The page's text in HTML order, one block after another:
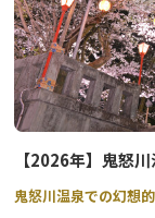
▼当日の流れ
受付 → お守り作
帳拝観
【2026年】鬼怒
鬼怒川温泉での幻想